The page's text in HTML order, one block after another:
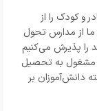
و کودک را از
ما از مدارس تحول
را پذیرش می‌کنیم
مشغول به تحصیل
دانش‌آموزان بر